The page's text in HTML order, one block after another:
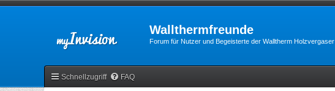
Wallthermfreunde
Forum für Nutzer und Begeisterte der Walltherm Holzvergaser
Schnellzugriff FAQ